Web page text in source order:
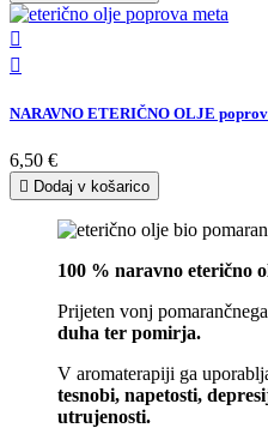


NARAVNO ETERIČNO OLJE
6,50 €
 Dodaj v košarico
100 % naravno eterično
Prijeten vonj
duha ter pomirja.
V aromaterapiji ga
tesnobi, napetosti,
utrujenosti.